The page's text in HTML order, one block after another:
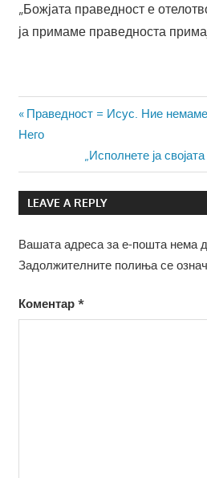
„Божјата праведност е
ја примаме праведноста
Навигација
на
напис
Previous
Post:
Праведност = Исус. Ние
Него
Next
Post:
„Исполнете ја
LEAVE A REPLY
Вашата адреса за е-пошта нема
Задолжителните полиња се
Коментар *